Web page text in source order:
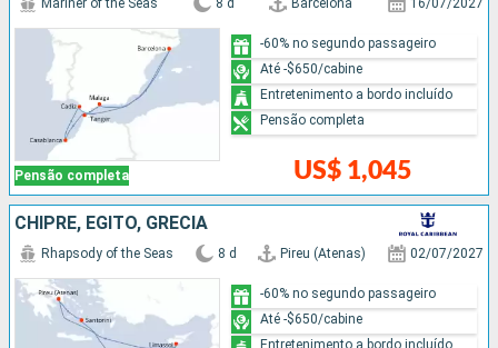
Pensão completa
Mariner of the Seas 8 d Barcelona 16/07/2027
US$ 1,045
-60% no segundo passageiro
Até -$650/cabine
Entretenimento a bordo incluído
Pensão completa
CHIPRE, EGITO, GRÉCIA
Rhapsody of the Seas 8 d Pireu (Atenas) 02/07/2027
-60% no segundo passageiro
Até -$650/cabine
Entretenimento a bordo incluído